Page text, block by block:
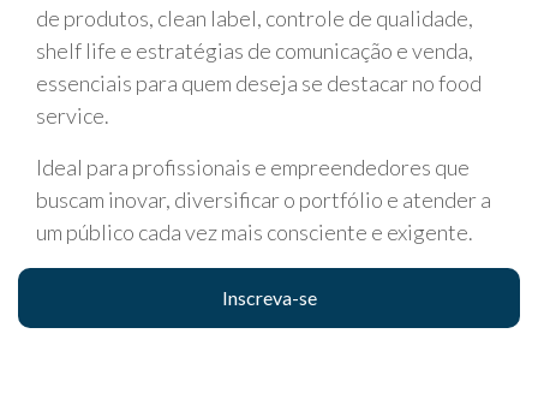
de produtos, clean label, controle de qualidade,
shelf life e estratégias de comunicação e venda,
essenciais para quem deseja se destacar no food
service.
Ideal para profissionais e empreendedores que
buscam inovar, diversificar o portfólio e atender a
um público cada vez mais consciente e exigente.
Inscreva-se